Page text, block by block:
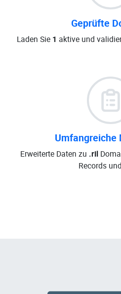
Geprüfte
Laden Sie 1 aktive und
Umfangreiche
Erweiterte Daten zu .ril
Records